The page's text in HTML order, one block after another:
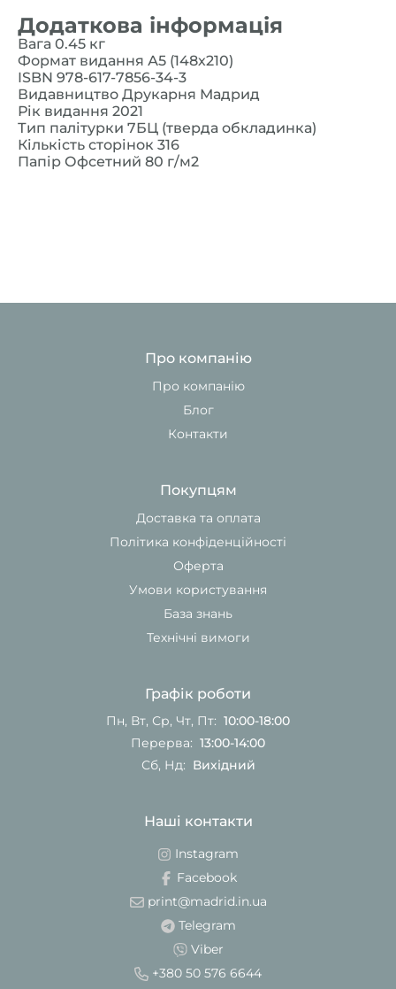
Додаткова інформація
Вага 0.45 кг
Формат видання А5 (148х210)
ISBN 978-617-7856-34-3
Видавництво Друкарня Мадрид
Рік видання 2021
Тип палітурки 7БЦ (тверда обкладинка)
Кількість сторінок 316
Папір Офсетний 80 г/м2
Про компанію
Про компанію
Блог
Контакти
Покупцям
Доставка та оплата
Політика конфіденційності
Оферта
Умови користування
База знань
Технічні вимоги
Графік роботи
Пн, Вт, Ср, Чт, Пт: 10:00-18:00
Перерва: 13:00-14:00
Сб, Нд: Вихідний
Наші контакти
Instagram
Facebook
print@madrid.in.ua
Telegram
Viber
+380 50 576 6644